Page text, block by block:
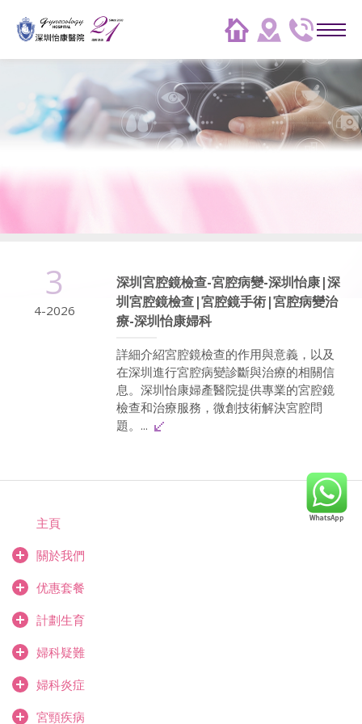
3
4-2026
深圳宮腔鏡檢查-宮腔病變-深圳怡康|深
圳宮腔鏡檢查|宮腔鏡手術|宮腔病變治
療-深圳怡康婦科
詳細介紹宮腔鏡檢查的作用與意義，以及
在深圳進行宮腔病變診斷與治療的相關信
息。深圳怡康婦產醫院提供專業的宮腔鏡
檢查和治療服務，微創技術解決宮腔問
題。...
主頁
關於我們
优惠套餐
計劃生育
婦科疑難
婦科炎症
宮頸疾病